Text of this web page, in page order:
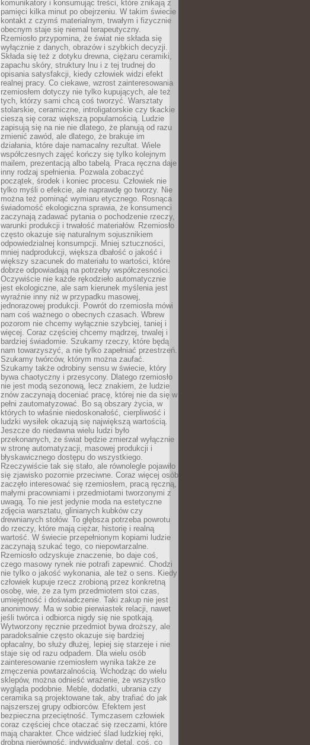
komunikatory i konsumując treści, które znikają z
pamięci kilka minut po obejrzeniu. W takim świecie
kontakt z czymś materialnym, trwałym i fizycznie
obecnym staje się niemal terapeutyczny.
Rzemiosło przypomina, że świat nie składa się
wyłącznie z danych, obrazów i szybkich decyzji.
Składa się też z dotyku drewna, ciężaru ceramiki,
zapachu skóry, struktury lnu i z tej trudnej do
opisania satysfakcji, kiedy człowiek widzi efekt
realnej pracy. Co ciekawe, wzrost zainteresowania
rzemiosłem dotyczy nie tylko kupujących, ale też
tych, którzy sami chcą coś tworzyć. Warsztaty
stolarskie, ceramiczne, introligatorskie czy tkackie
cieszą się coraz większą popularnością. Ludzie
zapisują się na nie nie dlatego, że planują od razu
zmienić zawód, ale dlatego, że brakuje im
działania, które daje namacalny rezultat. Wiele
współczesnych zajęć kończy się tylko kolejnym
mailem, prezentacją albo tabelą. Praca ręczna daje
inny rodzaj spełnienia. Pozwala zobaczyć
początek, środek i koniec procesu. Człowiek nie
tylko myśli o efekcie, ale naprawdę go tworzy. Nie
można też pominąć wymiaru etycznego. Rosnąca
świadomość ekologiczna sprawia, że konsumenci
zaczynają zadawać pytania o pochodzenie rzeczy,
warunki produkcji i trwałość materiałów. Rzemiosło
często okazuje się naturalnym sojusznikiem
odpowiedzialnej konsumpcji. Mniej sztuczności,
mniej nadprodukcji, większa dbałość o jakość i
większy szacunek do materiału to wartości, które
dobrze odpowiadają na potrzeby współczesności.
Oczywiście nie każde rękodzieło automatycznie
jest ekologiczne, ale sam kierunek myślenia jest
wyraźnie inny niż w przypadku masowej,
jednorazowej produkcji. Powrót do rzemiosła mówi
nam coś ważnego o obecnych czasach. Wbrew
pozorom nie chcemy wyłącznie szybciej, taniej i
więcej. Coraz częściej chcemy mądrzej, trwalej i
bardziej świadomie. Szukamy rzeczy, które będą
nam towarzyszyć, a nie tylko zapełniać przestrzeń.
Szukamy twórców, którym można zaufać.
Szukamy także odrobiny sensu w świecie, który
bywa chaotyczny i przesycony. Dlatego rzemiosło
nie jest modą sezonową, lecz znakiem, że ludzie
znów zaczynają doceniać pracę, której nie da się w
pełni zautomatyzować. Bo są obszary życia, w
których to właśnie niedoskonałość, cierpliwość i
ludzki wysiłek okazują się największą wartością.
Jeszcze do niedawna wielu ludzi było
przekonanych, że świat będzie zmierzał wyłącznie
w stronę automatyzacji, masowej produkcji i
błyskawicznego dostępu do wszystkiego.
Rzeczywiście tak się stało, ale równolegle pojawiło
się zjawisko pozornie przeciwne. Coraz więcej osób
zaczęło interesować się rzemiosłem, pracą ręczną,
małymi pracowniami i przedmiotami tworzonymi z
uwagą. To nie jest jedynie moda na estetyczne
zdjęcia warsztatu, glinianych kubków czy
drewnianych stołów. To głębsza potrzeba powrotu
do rzeczy, które mają ciężar, historię i realną
wartość. W świecie przepełnionym kopiami ludzie
zaczynają szukać tego, co niepowtarzalne.
Rzemiosło odzyskuje znaczenie, bo daje coś,
czego masowy rynek nie potrafi zapewnić. Chodzi
nie tylko o jakość wykonania, ale też o sens. Kiedy
człowiek kupuje rzecz zrobioną przez konkretną
osobę, wie, że za tym przedmiotem stoi czas,
umiejętność i doświadczenie. Taki zakup nie jest
anonimowy. Ma w sobie pierwiastek relacji, nawet
jeśli twórca i odbiorca nigdy się nie spotkają.
Wytworzony ręcznie przedmiot bywa droższy, ale
paradoksalnie często okazuje się bardziej
opłacalny, bo służy dłużej, lepiej się starzeje i nie
staje się od razu odpadem. Dla wielu osób
zainteresowanie rzemiosłem wynika także ze
zmęczenia powtarzalnością. Wchodząc do wielu
sklepów, można odnieść wrażenie, że wszystko
wygląda podobnie. Meble, dodatki, ubrania czy
ceramika są projektowane tak, aby trafiać do jak
najszerszej grupy odbiorców. Efektem jest
bezpieczna przeciętność. Tymczasem człowiek
coraz częściej chce otaczać się rzeczami, które
mają charakter. Chce widzieć ślad ludzkiej ręki,
drobną nierówność, indywidualny detal, coś, co